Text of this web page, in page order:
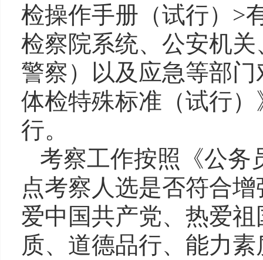
检操作手册（试行） >
检察院系统、公安机
警察）以及 应急等部门
体检特殊标准（试行）
行。
考察工作按照《公务
点考察人选是否符合增
爱中国共产党、热爱
质、道德品行、能力